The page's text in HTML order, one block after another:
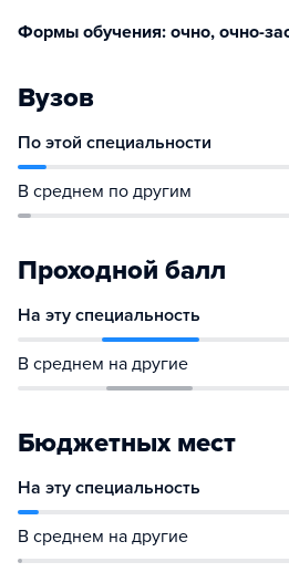
Формы обучения: очно, очно-
Вузов
По этой специальности
В среднем по другим
Проходной балл
На эту специальность
В среднем на другие
Бюджетных мест
На эту специальность
В среднем на другие